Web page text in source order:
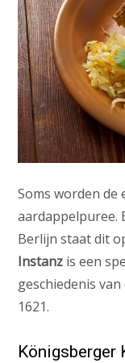
Soms worden
aardappelpuree.
Berlijn staat dit
Instanz is een
geschiedenis
1621.
Königsberger